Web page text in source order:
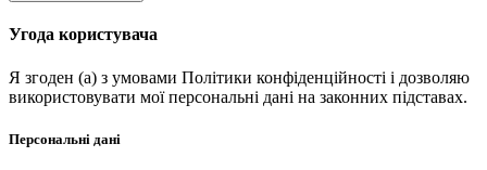
Угода користувача
Я згоден (а) з умовами Політики конфіденційності і дозволяю
використовувати мої персональні дані на законних підставах.
Персональні дані